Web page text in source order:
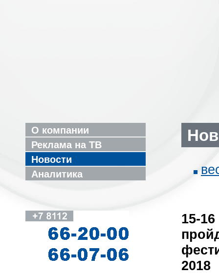
О компании
Реклама на ТВ
Новости
Аналитика
15-
2018